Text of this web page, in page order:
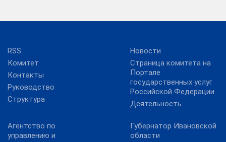
RSS
Комитет
Контакты
Руководство
Структура
Новости
Страница комитета на
Портале
государственных услуг
Российской Федерации
Деятельность
Агентство по
управлению и
Губернатор Ивановской
области